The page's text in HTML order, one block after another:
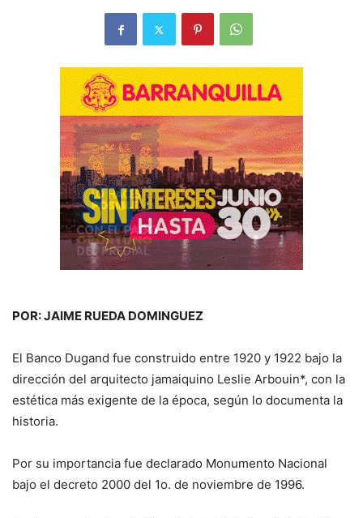
POR: JAIME RUEDA DOMINGUEZ
El Banco Dugand fue construido entre 1920 y 1922 bajo la
dirección del arquitecto jamaiquino Leslie Arbouin*, con la
estética más exigente de la época, según lo documenta la
historia.
Por su importancia fue declarado Monumento Nacional
bajo el decreto 2000 del 1o. de noviembre de 1996.